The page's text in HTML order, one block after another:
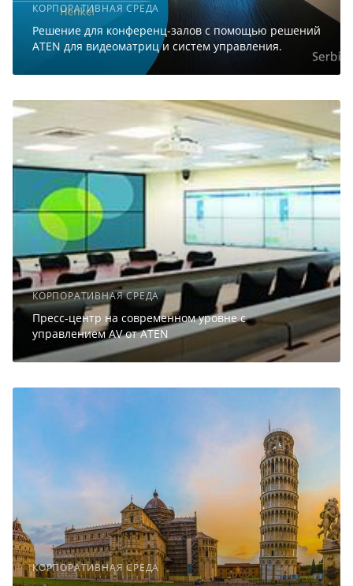
КОРПОРАТИВНАЯ СРЕДА
Решение для конференц-залов с помощью решений
ATEN для видеоматриц и систем управления.
КОРПОРАТИВНАЯ СРЕДА
Пресс-центр на современном уровне с
управлением AV от ATEN
КОРПОРАТИВНАЯ СРЕДА